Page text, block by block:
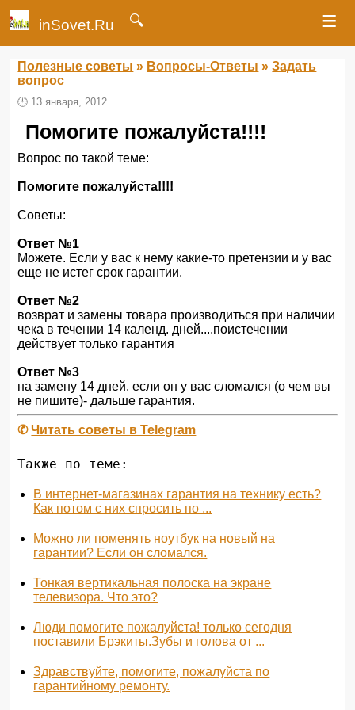
inSovet.Ru 🔍 ≡
Полезные советы » Вопросы-Ответы »Задать
вопрос
🕛 13 января, 2012.
Помогите пожалуйста!!!!
Вопрос по такой теме:
Помогите пожалуйста!!!!
Советы:
Ответ №1
Можете. Если у вас к нему какие-то претензии и у вас
еще не истег срок гарантии.
Ответ №2
возврат и замены товара производиться при наличии
чека в течении 14 календ. дней....поистечении
действует только гарантия
Ответ №3
на замену 14 дней. если он у вас сломался (о чем вы
не пишите)- дальше гарантия.
✆Читать советы в Telegram
Также по теме:
В интернет-магазинах гарантия на технику есть?
Как потом с них спросить по ...
Можно ли поменять ноутбук на новый на
гарантии? Если он сломался.
Тонкая вертикальная полоска на экране
телевизора. Что это?
Люди помогите пожалуйста! только сегодня
поставили Брэкиты.Зубы и голова от ...
Здравствуйте, помогите, пожалуйста по
гарантийному ремонту.